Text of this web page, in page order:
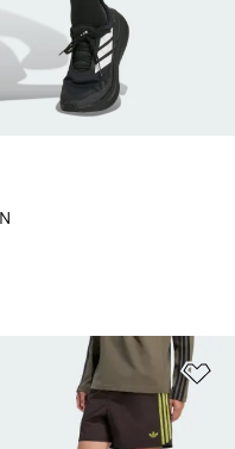
a la lista de deseos